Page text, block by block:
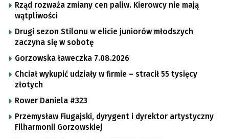
Rząd rozważa zmiany cen paliw. Kierowcy nie mają
wątpliwości
Drugi sezon Stilonu w elicie juniorów młodszych
zaczyna się w sobotę
Gorzowska ławeczka 7.08.2026
Chciał wykupić udziały w firmie – stracił 55 tysięcy
złotych
Rower Daniela #323
Przemysław Fiugajski, dyrygent i dyrektor artystyczny
Filharmonii Gorzowskiej